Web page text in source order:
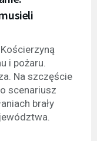
i pożaru.
Na szczęście
scenariusz
brały